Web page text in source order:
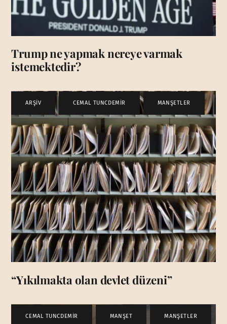
Trump ne yapmak nereye varmak
istemektedir?
ARŞİV CEMAL TUNCDEMİR , MANŞETLER
“Yıkılmakta olan devlet düzeni”
CEMAL TUNCDEMİR MANŞET MANŞETLER